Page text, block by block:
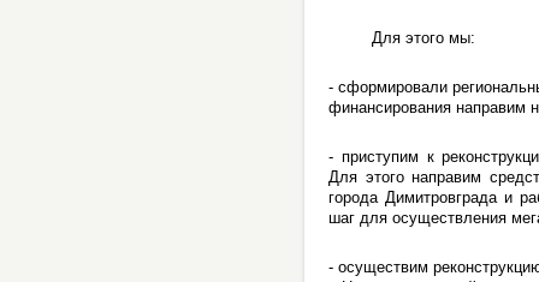
Для этого мы:
- сформировали
финансирования направим
- приступим к
Для этого направим
города Димитровграда и
шаг для осуществления
- осуществим